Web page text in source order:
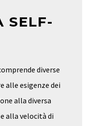
SELF-
diverse
alle esigenze dei
alla diversa
alla velocità di